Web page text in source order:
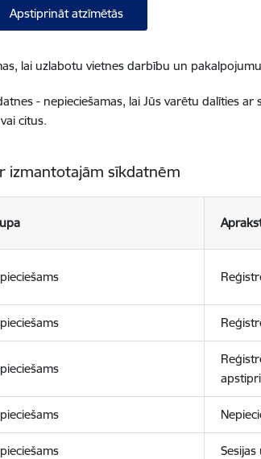
Apstiprināt atzīmētās
lai uzlabotu vietnes darbību un
- nepieciešamas, lai Jūs varētu dalīties
citus.
izmantotajām sīkdatnēm